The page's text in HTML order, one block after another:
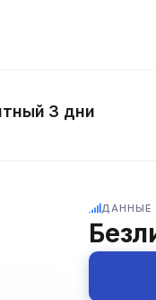
3 дни
ДАННЫЕ